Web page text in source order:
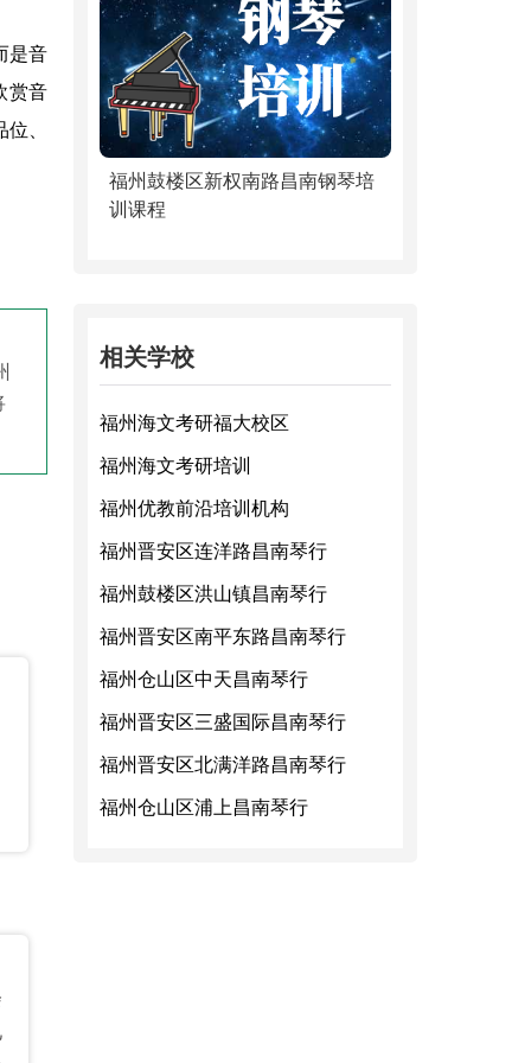
是音
赏音
、
福州鼓楼区新权南路昌南钢琴培
训课程
相关学校
福州海文考研福大校区
福州海文考研培训
福州优教前沿培训机构
福州晋安区连洋路昌南琴行
福州鼓楼区洪山镇昌南琴行
福州晋安区南平东路昌南琴行
福州仓山区中天昌南琴行
福州晋安区三盛国际昌南琴行
福州晋安区北满洋路昌南琴行
福州仓山区浦上昌南琴行